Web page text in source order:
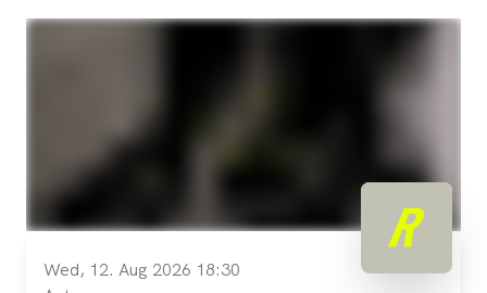
Wed, 12. Aug 2026 18:30